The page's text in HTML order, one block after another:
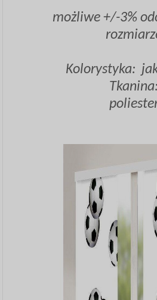
możliwe +/-3%
Kolorystyka:
Tkanina: